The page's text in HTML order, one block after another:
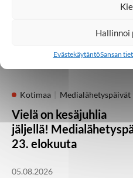
Hallinnoi
EvästekäytäntöSansan
Palaa takaisin
Kotimaa Medialähetyspäivät
Vielä on kesäjuhlia
jäljellä!
23. elokuuta
05.08.2026